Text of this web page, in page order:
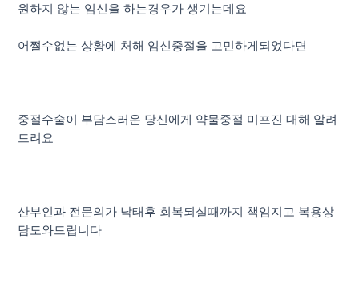
원하지 않는 임신을 하는경우가 생기는데요
어쩔수없는 상황에 처해 임신중절을 고민하게되었다면
중절수술이 부담스러운 당신에게 약물중절 미프진 대해 알려
드려요
산부인과 전문의가 낙태후 회복되실때까지 책임지고 복용상
담도와드립니다